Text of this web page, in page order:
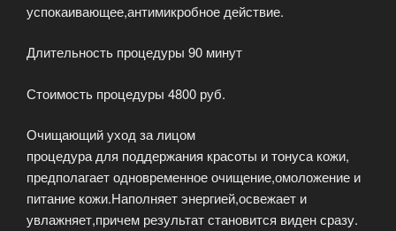
успокаивающее,антимикробное действие.
Длительность процедуры 90 минут
Стоимость процедуры 4800 руб.
Очищающий уход за лицом
процедура для поддержания красоты и тонуса кожи,
предполагает одновременное очищение,омоложение и
питание кожи.Наполняет энергией,освежает и
увлажняет,причем результат становится виден сразу.